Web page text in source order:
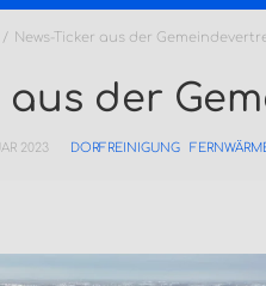
News-Ticker aus der
aus der
2023 DORFREINIGUNG